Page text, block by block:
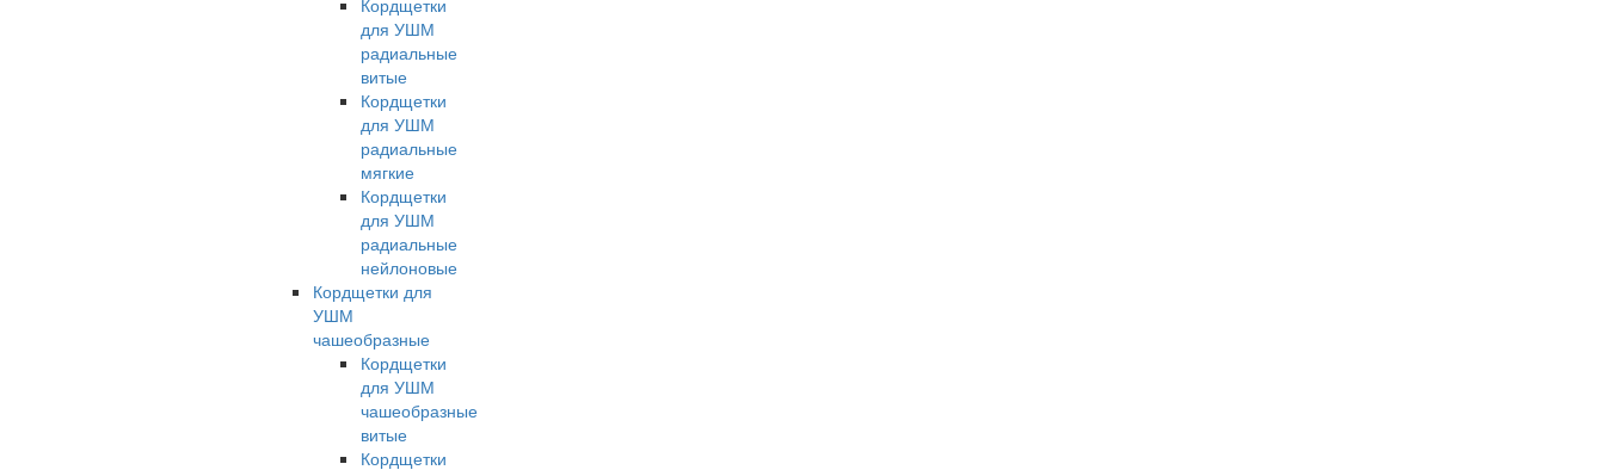
Кордщетки
для УШМ
радиальные
витые
Кордщетки
для УШМ
радиальные
мягкие
Кордщетки
для УШМ
радиальные
нейлоновые
Кордщетки для
УШМ
чашеобразные
Кордщетки
для УШМ
чашеобразные
витые
Кордщетки